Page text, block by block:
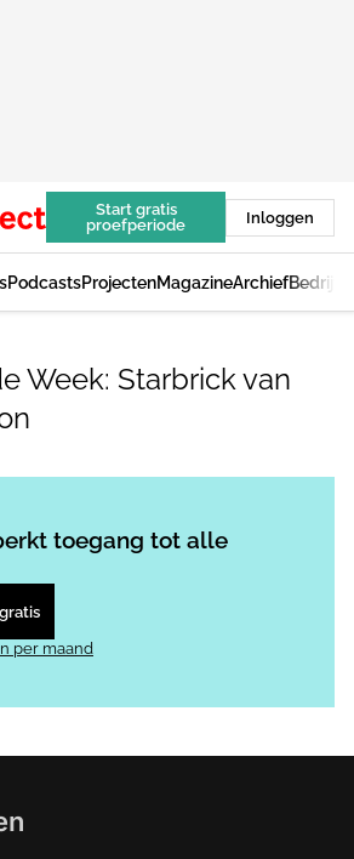
Start gratis
proefperiode
Inloggen
PodcastsProjectenMagazineArchief
Week: Starbrick van
toegang tot alle
per maand